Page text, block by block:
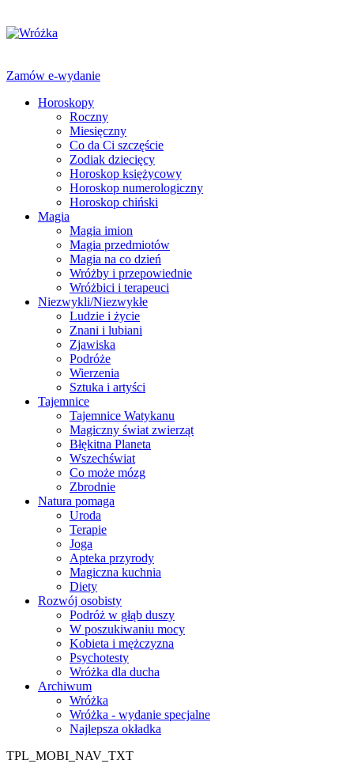
Zamów e-wydanie
Horoskopy
Roczny
Miesięczny
Co da Ci szczęście
Zodiak dziecięcy
Horoskop księżycowy
Horoskop numerologiczny
Horoskop chiński
Magia
Magia imion
Magia przedmiotów
Magia na co dzień
Wróżby i przepowiednie
Wróżbici i terapeuci
Niezwykli/Niezwykłe
Ludzie i życie
Znani i lubiani
Zjawiska
Podróże
Wierzenia
Sztuka i artyści
Tajemnice
Tajemnice Watykanu
Magiczny świat zwierząt
Błękitna Planeta
Wszechświat
Co może mózg
Zbrodnie
Natura pomaga
Uroda
Terapie
Joga
Apteka przyrody
Magiczna kuchnia
Diety
Rozwój osobisty
Podróż w głąb duszy
W poszukiwaniu mocy
Kobieta i mężczyzna
Psychotesty
Wróżka dla ducha
Archiwum
Wróżka
Wróżka - wydanie specjalne
Najlepsza okładka
TPL_MOBI_NAV_TXT